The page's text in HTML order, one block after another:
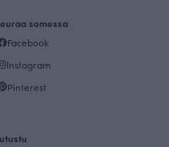
somessa
Facebook
Instagram
Pinterest